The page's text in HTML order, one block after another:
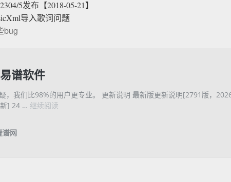
5发布【2018-05-21】
导入歌词问题
bug